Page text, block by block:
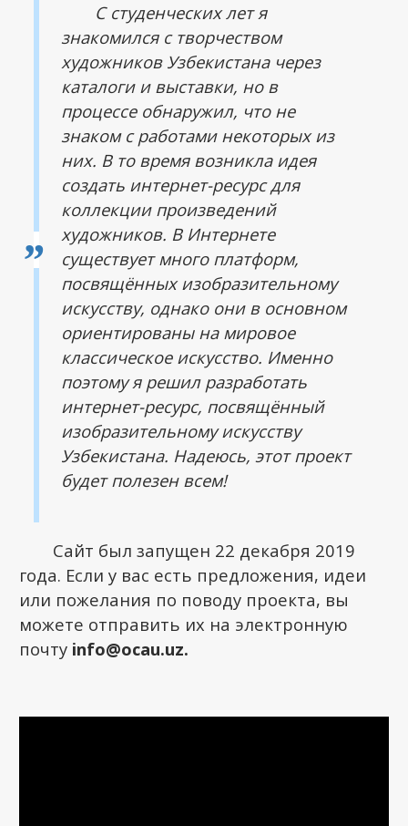
С студенческих лет я
знакомился с творчеством
художников Узбекистана через
каталоги и выставки, но в
процессе обнаружил, что не
знаком с работами некоторых из
них. В то время возникла идея
создать интернет-ресурс для
коллекции произведений
художников. В Интернете
существует много платформ,
посвящённых изобразительному
искусству, однако они в основном
ориентированы на мировое
классическое искусство. Именно
поэтому я решил разработать
интернет-ресурс, посвящённый
изобразительному искусству
Узбекистана. Надеюсь, этот проект
будет полезен всем!
Сайт был запущен 22 декабря 2019
года. Если у вас есть предложения, идеи
или пожелания по поводу проекта, вы
можете отправить их на электронную
почту info@ocau.uz.